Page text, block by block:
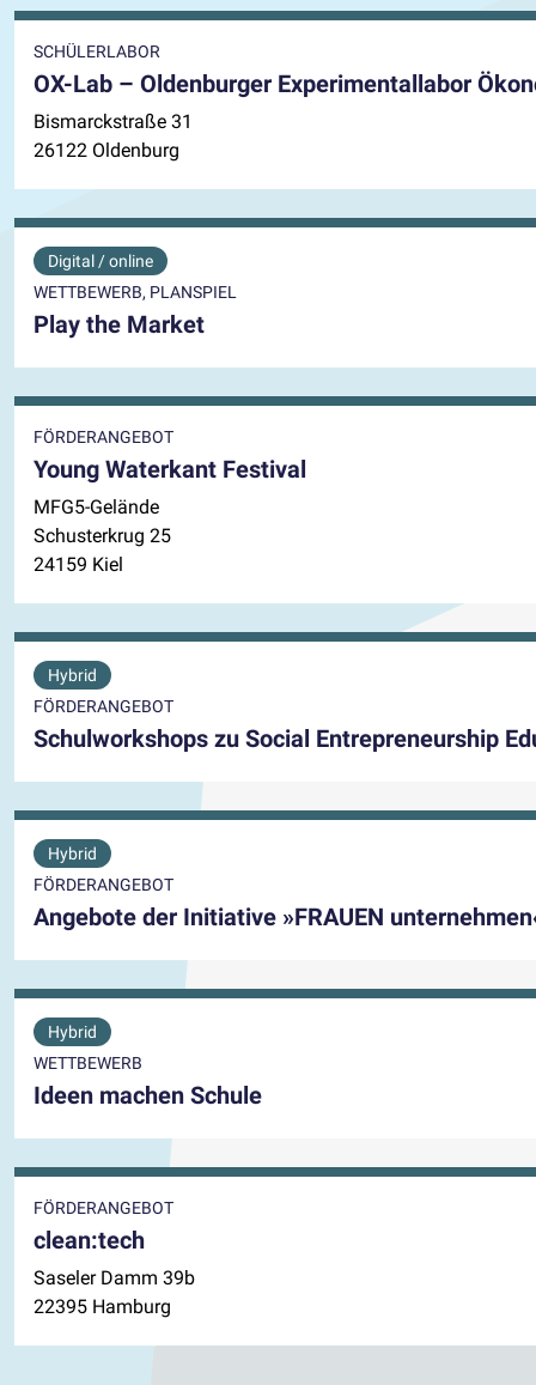
SCHÜLERLABOR
OX-Lab – Oldenburger Experimentallabor
Bismarckstraße 31
26122 Oldenburg
Digital / online
WETTBEWERB, PLANSPIEL
Play the Market
FÖRDERANGEBOT
Young Waterkant Festival
MFG5-Gelände
Schusterkrug 25
24159 Kiel
Hybrid
FÖRDERANGEBOT
Schulworkshops zu Social Entrepreneurship
Hybrid
FÖRDERANGEBOT
Angebote der Initiative »FRAUEN
Hybrid
WETTBEWERB
Ideen machen Schule
FÖRDERANGEBOT
clean:tech
Saseler Damm 39b
22395 Hamburg